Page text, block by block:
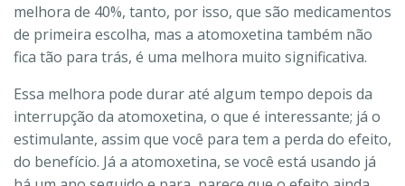
melhora de 40%, tanto, por isso, que são medicamentos
de primeira escolha, mas a atomoxetina também não
fica tão para trás, é uma melhora muito significativa.
Essa melhora pode durar até algum tempo depois da
interrupção da atomoxetina, o que é interessante; já o
estimulante, assim que você para tem a perda do efeito,
do benefício. Já a atomoxetina, se você está usando já